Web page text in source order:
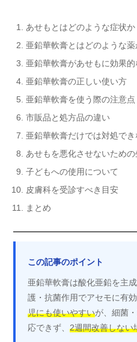
あせもとはどのような症状か
亜鉛華軟膏とはどのような薬
亜鉛華軟膏があせもに効果的
亜鉛華軟膏の正しい使い方
亜鉛華軟膏を使う際の注意点
市販品と処方品の違い
亜鉛華軟膏だけでは対処でき
あせもを悪化させないため
子どもへの使用について
皮膚科を受診すべき目安
まとめ
この記事のポイント
亜鉛華軟膏は酸化亜鉛を主
護・抗菌作用でアセモに有効
児にも使いやすいが、細菌
応できず、 2週間改善しない